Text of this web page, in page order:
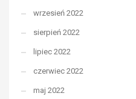
wrzesień 2022
sierpień 2022
lipiec 2022
czerwiec 2022
maj 2022